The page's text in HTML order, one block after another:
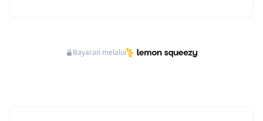
Bayaran melalui